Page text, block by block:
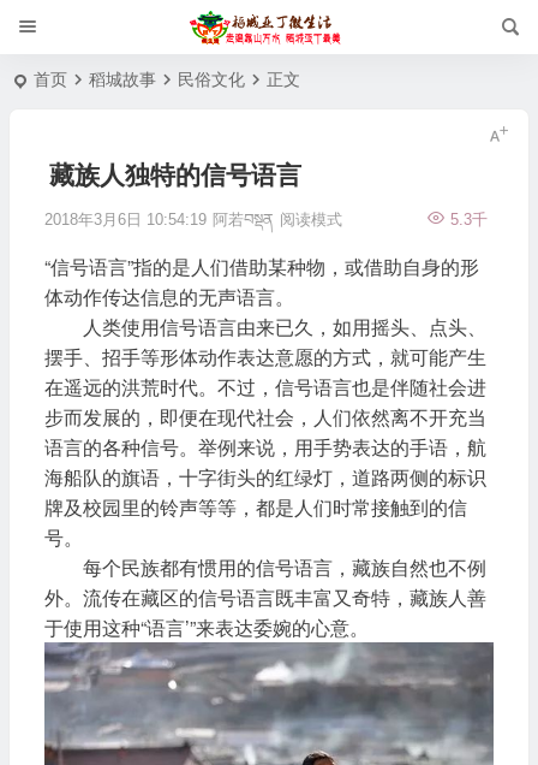
首页 稻城故事 民俗文化 正文
藏族人独特的信号语言
2018年3月6日 10:54:19 阿若བསྡན 5.3千
阅读模式
“信号语言”指的是人们借助某种物，或借助自身的形
体动作传达信息的无声语言。
人类使用信号语言由来已久，如用摇头、点头、
摆手、招手等形体动作表达意愿的方式，就可能产生
在遥远的洪荒时代。不过，信号语言也是伴随社会进
步而发展的，即便在现代社会，人们依然离不开充当
语言的各种信号。举例来说，用手势表达的手语，航
海船队的旗语，十字街头的红绿灯，道路两侧的标识
牌及校园里的铃声等等，都是人们时常接触到的信
号。
每个民族都有惯用的信号语言，藏族自然也不例
外。流传在藏区的信号语言既丰富又奇特，藏族人善
于使用这种“语言’”来表达委婉的心意。